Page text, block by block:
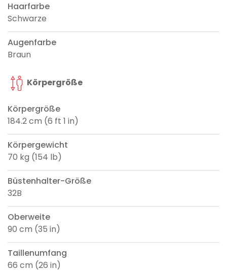
Haarfarbe
Schwarze
Augenfarbe
Braun
Körpergröße
Körpergröße
184.2 cm (6 ft 1 in)
Körpergewicht
70 kg (154 lb)
Büstenhalter-Größe
32B
Oberweite
90 cm (35 in)
Taillenumfang
66 cm (26 in)